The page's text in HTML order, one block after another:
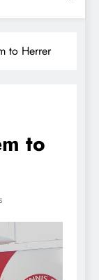
to Herrer
to